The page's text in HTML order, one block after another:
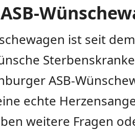
ist seit
ASB-
echte
weitere Fragen